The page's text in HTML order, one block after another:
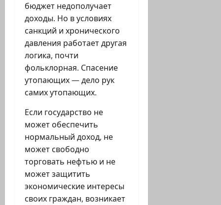
бюджет недополучает
доходы. Но в условиях
санкций и хронического
давления работает другая
логика, почти
фольклорная. Спасение
утопающих — дело рук
самих утопающих.
Если государство не
может обеспечить
нормальный доход, не
может свободно
торговать нефтью и не
может защитить
экономические интересы
своих граждан, возникает